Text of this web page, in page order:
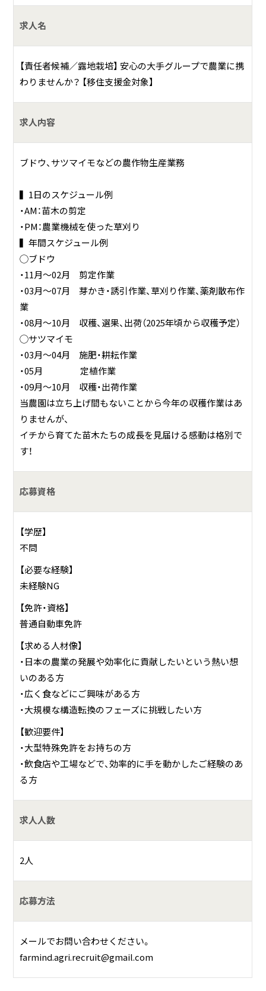
具体的には？
国内大手青果流通企業ファーマインドの新規農園にて、正社
員を募集します！
果物の高級化・ブランド化が進む中、私たちは「美味しい青果
物を手に取りやすい価格でお届けすること」をミッションと
大規模な果樹生産を実現しているため、当社農園でしかご経
少しでもご興味をお持ちいただいた方、ぜひご応募お待ちし
ております。
▍働くメンバー
・入社後は、社員が丁寧にレクチャーいたします。JA出身者
や自治体の元職員で農家さんへの指導経験のある者など、農
業知識が豊富なメンバーが集まっています。
▍株式会社ファーマインドHP：https://www.farmind.co.jp/
※本求人について、お電話でのお問い合わせはご遠慮くださ
い。
求人名
【責任者候補／露地栽培】 安心の大手グループで農業に携
わりませんか？ 【移住支援金対象】
求人内容
ブドウ、サツマイモなどの農作物生産業務
▍1日のスケジュール例
・AM：苗木の剪定
・PM：農業機械を使った草刈り
▍年間スケジュール例
◯ブドウ
・11月～02月 剪定作業
・03月～07月 芽かき・誘引作業、草刈り作業、薬剤散布作
業
・08月～10月 収穫、選果、出荷（2025年頃から収穫予定）
◯サツマイモ
・03月～04月 施肥・耕耘作業
・05月 定植作業
・09月～10月 収穫・出荷作業
当農園は立ち上げ間もないことから今年の収穫作業はあ
りませんが、
イチから育てた苗木たちの成長を見届ける感動は格別で
す！
応募資格
【学歴】
不問
【必要な経験】
未経験NG
【免許・資格】
普通自動車免許
【求める人材像】
・日本の農業の発展や効率化に貢献したいという熱い想
いのある方
・広く食などにご興味がある方
・大規模な構造転換のフェーズに挑戦したい方
【歓迎要件】
・大型特殊免許をお持ちの方
・飲食店や工場などで、効率的に手を動かしたご経験のあ
る方
求人人数
2人
応募方法
メールでお問い合わせください。
farmind.agri.recruit@gmail.com